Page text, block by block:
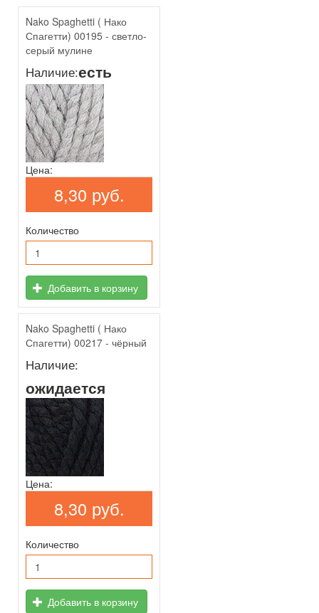
Nako Spaghetti ( Нако
Спагетти) 00195 - светло-
серый мулине
Наличие:есть
Цена:
8,30 руб.
Количество
Добавить в корзину
Nako Spaghetti ( Нако
Спагетти) 00217 - чёрный
Наличие:
ожидается
Цена:
8,30 руб.
Количество
Добавить в корзину